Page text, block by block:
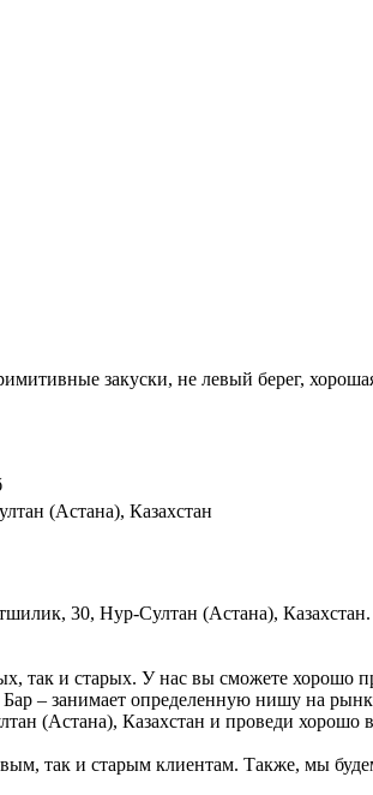
закуски, не левый берег,
(Астана), Казахстан
30, Нур-Султан (Астана),
так и старых. У нас вы сможете хорошо
– занимает определенную нишу на
(Астана), Казахстан и проведи хорошо
так и старым клиентам. Также, мы